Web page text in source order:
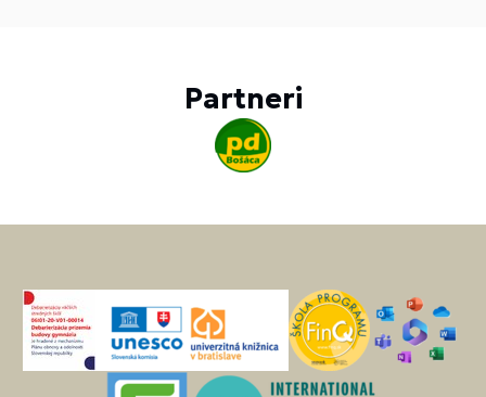
Partneri